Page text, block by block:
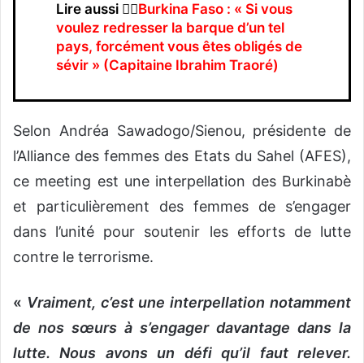
Lire aussi 👉🏿Burkina Faso : « Si vous
voulez redresser la barque d’un tel
pays, forcément vous êtes obligés de
sévir » (Capitaine Ibrahim Traoré)
Selon Andréa Sawadogo/Sienou, présidente de
l’Alliance des femmes des Etats du Sahel (AFES),
ce meeting est une interpellation des Burkinabè
et particulièrement des femmes de s’engager
dans l’unité pour soutenir les efforts de lutte
contre le terrorisme.
« Vraiment, c’est une interpellation notamment
de nos sœurs à s’engager davantage dans la
lutte. Nous avons un défi qu’il faut relever.